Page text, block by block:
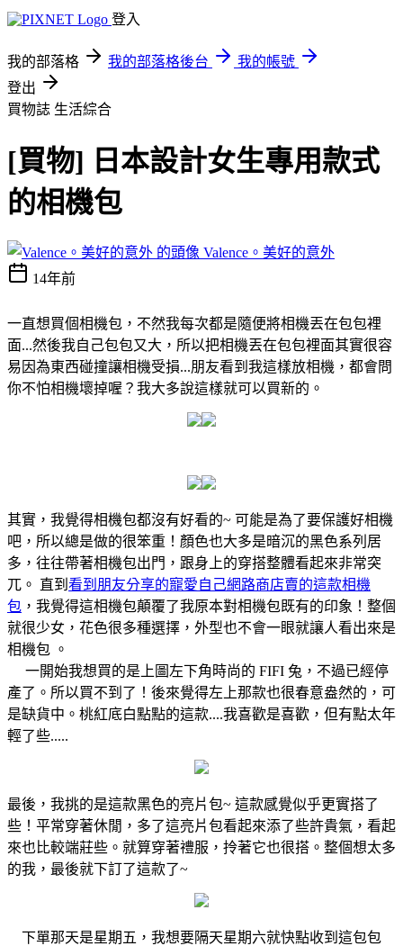
登入
我的部落格 我的部落格後台
我的帳號
登出
買物誌 生活綜合
[買物] 日本設計女生專用款式
的相機包
Valence。美好的意外
14年前
一直想買個相機包，不然我每次都是隨便將相機丟在包包裡
面...然後我自己包包又大，所以把相機丟在包包裡面其實很容
易因為東西碰撞讓相機受損...朋友看到我這樣放相機，都會問
你不怕相機壞掉喔？我大多說這樣就可以買新的。
其實，我覺得相機包都沒有好看的~ 可能是為了要保護好相機
吧，所以總是做的很笨重！顏色也大多是暗沉的黑色系列居
多，往往帶著相機包出門，跟身上的穿搭整體看起來非常突
兀。 直到 看到朋友分享的寵愛自己網路商店賣的這款相機
包 ，我覺得這相機包顛覆了我原本對相機包既有的印象！整個
就很少女，花色很多種選擇，外型也不會一眼就讓人看出來是
相機包 。
一開始我想買的是上圖左下角時尚的 FIFI 兔，不過已經停
產了。所以買不到了！後來覺得左上那款也很春意盎然的，可
是缺貨中。桃紅底白點點的這款....我喜歡是喜歡，但有點太年
輕了些.....
最後，我挑的是這款黑色的亮片包~ 這款感覺似乎更實搭了
些！平常穿著休閒，多了這亮片包看起來添了些許貴氣，看起
來也比較端莊些。就算穿著禮服，拎著它也很搭。整個想太多
的我，最後就下訂了這款了~
下單那天是星期五，我想要隔天星期六就快點收到這包包